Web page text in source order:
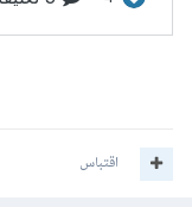
اقتباس